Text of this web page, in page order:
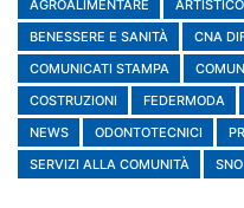
AGROALIMENTARE
BENESSERE E SANITÀ
CNA
COMUNICATI STAMPA
COSTRUZIONI
FEDERMODA
NEWS
ODONTOTECNICI
SERVIZI ALLA COMUNITÀ